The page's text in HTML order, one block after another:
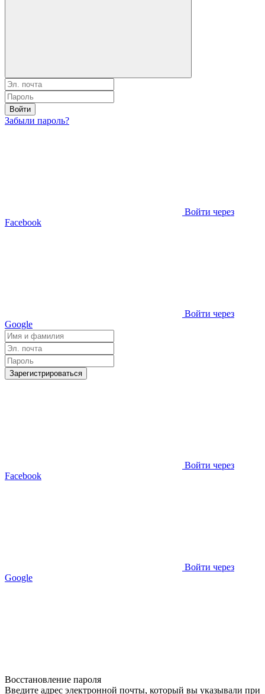
Войти
Забыли пароль?
Войти через
Facebook
Войти через
Google
Зарегистрироваться
Войти через
Facebook
Войти через
Google
Восстановление пароля
Введите адрес электронной почты, который вы указывали при